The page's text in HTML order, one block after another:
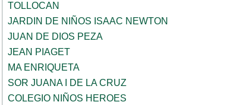
TOLLOCAN
JARDIN DE NIÑOS ISAAC NEWTON
JUAN DE DIOS PEZA
JEAN PIAGET
MA ENRIQUETA
SOR JUANA I DE LA CRUZ
COLEGIO NIÑOS HEROES